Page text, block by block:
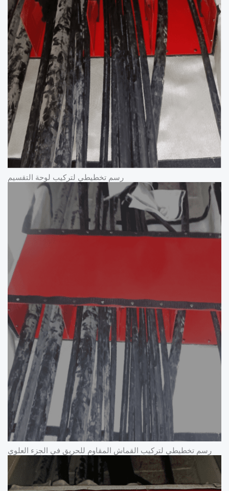
رسم تخطيطي لتركيب لوحة التقسيم
رسم تخطيطي لتركيب القماش المقاوم للحريق في الجزء العلوي